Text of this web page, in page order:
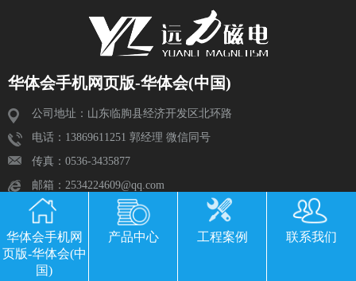
华体会手机网页版-华体会(中国)
公司地址：山东临朐县经济开发区北环路
电话：13869611251 郭经理 微信同号
传真：0536-3435877
邮箱：2534224609@qq.com
华体会手机网
页版-华体会(中
国)
产品中心 工程案例 联系我们